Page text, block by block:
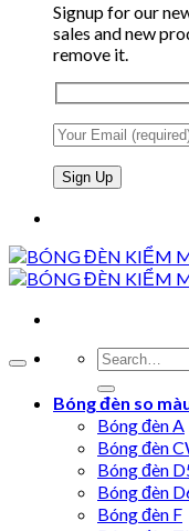
Signup for our
sales and new
remove it.
Bóng đèn so
Bóng đèn A
Bóng đèn
Bóng đèn
Bóng đèn
Bóng đèn F